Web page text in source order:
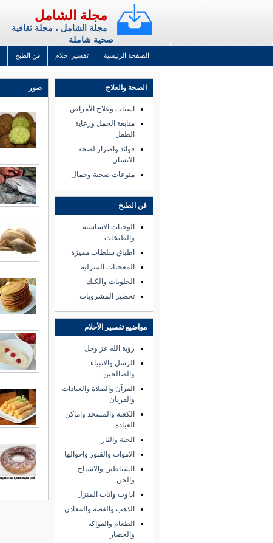
مجلة الشامل
مجلة الشامل ، مجلة ثقافية
صحية شاملة
الصفحة الرئيسية تفسير احلام فن الطبخ
صور الصحة والعلاج
اسباب وعلاج الأمراض
متابعة الحمل ورعاية
الطفل
فوائد واضرار لصحة
الانسان
منوعات صحية وجمال
فن الطبخ
الوجبات الاساسية
والطبخات
اطباق سلطات مميزة
المعجنات المنزلية
الحلويات والكيك
تحضير المشروبات
مواضيع تفسير الأحلام
رؤية الله عز وجل
الرسل والانبياء
والصالحين
القرآن والصلاة والعبادات
والقربان
الكعبة والمسجد واماكن
العبادة
الجنة والنار
الاموات والقبور واحوالها
الشياطين والاشباح
والجن
اداوت واثاث المنزل
الذهب والفضة والمعادن
الطعام والفواكه
والخضار